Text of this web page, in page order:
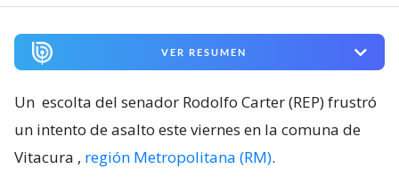
VER RESUMEN
Un escolta del senador Rodolfo Carter (REP) frustró
un intento de asalto este viernes en la comuna de
Vitacura , región Metropolitana (RM).